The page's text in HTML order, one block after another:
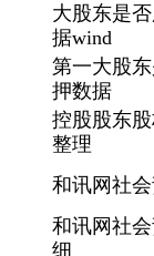
大股东是
据wind
第一大股
押数据
控股股东
整理
和讯网社
和讯网社
细